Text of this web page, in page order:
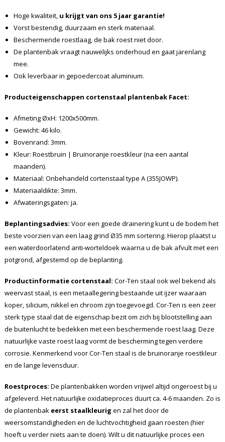
Hoge kwaliteit, u krijgt van ons 5 jaar garantie!
Vorst bestendig, duurzaam en sterk materiaal.
Beschermende roestlaag, de bak roest niet door.
De plantenbak vraagt nauwelijks onderhoud en gaat jarenlang
mee.
Ook leverbaar in gepoedercoat aluminium.
Producteigenschappen cortenstaal plantenbak Facet:
Afmeting ØxH: 1200x500mm.
Gewicht: 46 kilo.
Bovenrand: 3mm.
Kleur: Roestbruin | Bruinoranje roestkleur (na een aantal
maanden).
Materiaal: Onbehandeld cortenstaal type A (355JOWP).
Materiaaldikte: 3mm.
Afwateringsgaten: ja.
Beplantingsadvies: Voor een goede drainering kunt u de bodem het
beste voorzien van een laag grind Ø35 mm sortering. Hierop plaatst u
een waterdoorlatend anti-worteldoek waarna u de bak afvult met een
potgrond, afgestemd op de beplanting.
Productinformatie cortenstaal: Cor-Ten staal ook wel bekend als
weervast staal, is een metaallegering bestaande uit ijzer waaraan
koper, silicium, nikkel en chroom zijn toegevoegd. Cor-Ten is een zeer
sterk type staal dat de eigenschap bezit om zich bij blootstelling aan
de buitenlucht te bedekken met een beschermende roest laag. Deze
natuurlijke vaste roest laag vormt de bescherming tegen verdere
corrosie. Kenmerkend voor Cor-Ten staal is de bruinoranje roestkleur
en de lange levensduur.
Roestproces: De plantenbakken worden vrijwel altijd ongeroest bij u
afgeleverd. Het natuurlijke oxidatieproces duurt ca. 4-6 maanden. Zo is
de plantenbak eerst staalkleurig en zal het door de
weersomstandigheden en de luchtvochtigheid gaan roesten (hier
hoeft u verder niets aan te doen). Wilt u dit natuurlijke proces een